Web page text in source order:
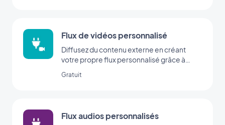
Flux de vidéos personnalisé
Diffusez du contenu externe en créant
votre propre flux personnalisé grâce à
Gratuit
Flux audios personnalisés